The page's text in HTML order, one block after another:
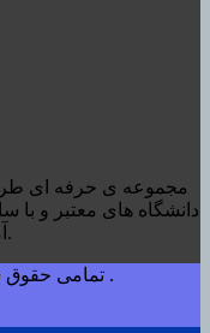
مجموعه ی حرفه ای
دانشگاه های معتبر و با
آماده خدمت رسانی به شما عزیزان هستند.
تمامی حقوق سایت نزد پروژه معماری98 محفوظ است .